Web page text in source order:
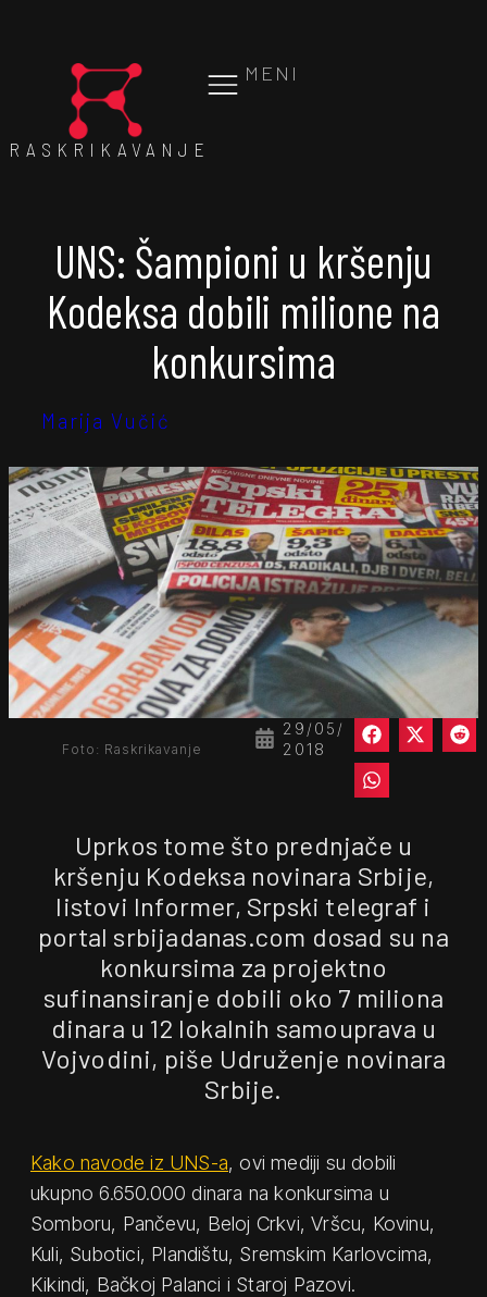
MENI
RASKRIKAVANJE
UNS: Šampioni u kršenju
Kodeksa dobili milione na
konkursima
Marija Vučić
29/05/
2018
Foto: Raskrikavanje
Uprkos tome što prednjače u
kršenju Kodeksa novinara Srbije,
listovi Informer, Srpski telegraf i
portal srbijadanas.com dosad su na
konkursima za projektno
sufinansiranje dobili oko 7 miliona
dinara u 12 lokalnih samouprava u
Vojvodini, piše Udruženje novinara
Srbije.
Kako navode iz UNS-a, ovi mediji su dobili
ukupno 6.650.000 dinara na konkursima u
Somboru, Pančevu, Beloj Crkvi, Vršcu, Kovinu,
Kuli, Subotici, Plandištu, Sremskim Karlovcima,
Kikindi, Bačkoj Palanci i Staroj Pazovi.